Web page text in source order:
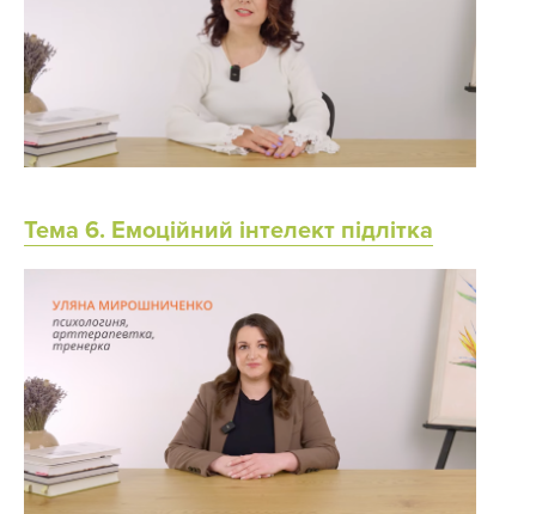
Тема 6. Емоційний інтелект підлітка